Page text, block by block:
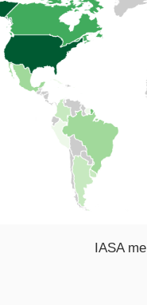
IASA